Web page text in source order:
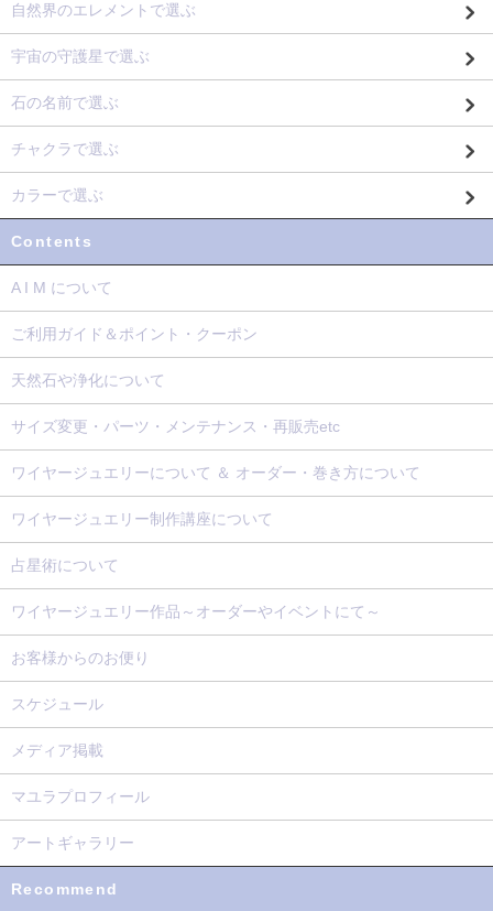
自然界のエレメントで選ぶ
宇宙の守護星で選ぶ
石の名前で選ぶ
チャクラで選ぶ
カラーで選ぶ
Contents
A I M について
ご利用ガイド＆ポイント・クーポン
天然石や浄化について
サイズ変更・パーツ・メンテナンス・再販売etc
ワイヤージュエリーについて ＆ オーダー・巻き方について
ワイヤージュエリー制作講座について
占星術について
ワイヤージュエリー作品～オーダーやイベントにて～
お客様からのお便り
スケジュール
メディア掲載
マユラプロフィール
アートギャラリー
Recommend